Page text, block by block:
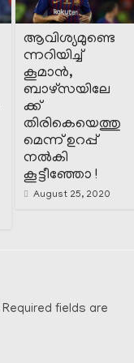
ആവിശ്യമുണ്ടെ
ന്നറിയിച്ച്
കൂമാൻ,
ബാഴ്സയിലേ
ക്ക്
തിരികെയെത്തു
മെന്ന് ഉറപ്പ്
നൽകി
കൂട്ടീഞ്ഞോ !
August 25, 2020
Required fields are